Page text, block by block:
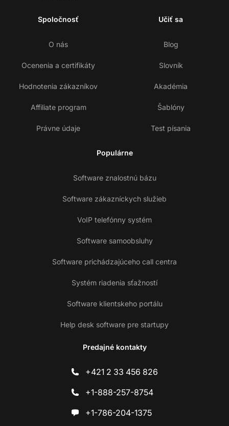
Spoločnosť
O nás
Ocenenia a certifikáty
Hodnotenia zákazníkov
Affiliate program
Právne údaje
Učiť sa
Blog
Slovník
Akadémia
Šablóny
Test písania
Populárne
Software znalostnú bázu
Software zákazníckych služieb
VoIP telefónny systém
Software samoobsluhy
Software prichádzajúceho call centra
Systém riadenia sťažností
Software klientskeho portálu
Help desk software pre startupy
Predajné kontakty
+421 2 33 456 826
+1-888-257-8754
+1-786-204-1375